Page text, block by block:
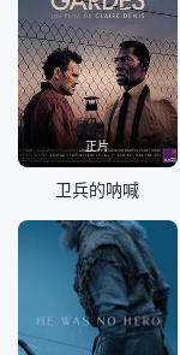
正片
卫兵的呐喊